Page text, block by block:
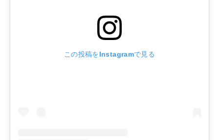
この投稿をInstagramで見る